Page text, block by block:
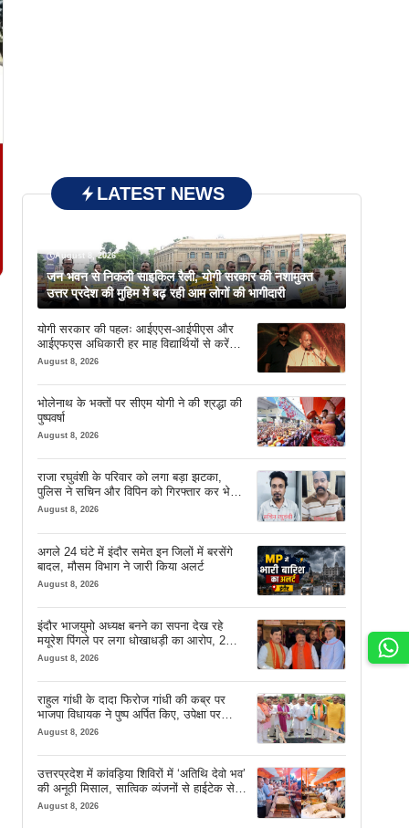
LATEST NEWS
August 8, 2026
जन भवन से निकली साइकिल रैली, योगी सरकार की नशामुक्त
उत्तर प्रदेश की मुहिम में बढ़ रही आम लोगों की भागीदारी
योगी सरकार की पहलः आईएएस-आईपीएस और
आईएफएस अधिकारी हर माह विद्यार्थियों से करेंगे
संवाद
August 8, 2026
भोलेनाथ के भक्तों पर सीएम योगी ने की श्रद्धा की
पुष्पवर्षा
August 8, 2026
राजा रघुवंशी के परिवार को लगा बड़ा झटका,
पुलिस ने सचिन और विपिन को गिरफ्तार कर भेजा
जेल
August 8, 2026
अगले 24 घंटे में इंदौर समेत इन जिलों में बरसेंगे
बादल, मौसम विभाग ने जारी किया अलर्ट
August 8, 2026
इंदौर भाजयुमो अध्यक्ष बनने का सपना देख रहे
मयूरेश पिंगले पर लगा धोखाधड़ी का आरोप, 2
करोड़ 18 लाख लेने के बाद भी नहीं दिया जमीन
August 8, 2026
राहुल गांधी के दादा फिरोज गांधी की कब्र पर
भाजपा विधायक ने पुष्प अर्पित किए, उपेक्षा पर
दिखाया आईना
August 8, 2026
उत्तरप्रदेश में कांवड़िया शिविरों में ‘अतिथि देवो भव’
की अनूठी मिसाल, सात्विक व्यंजनों से हाईटेक सेवा
तक खास इंतजाम
August 8, 2026